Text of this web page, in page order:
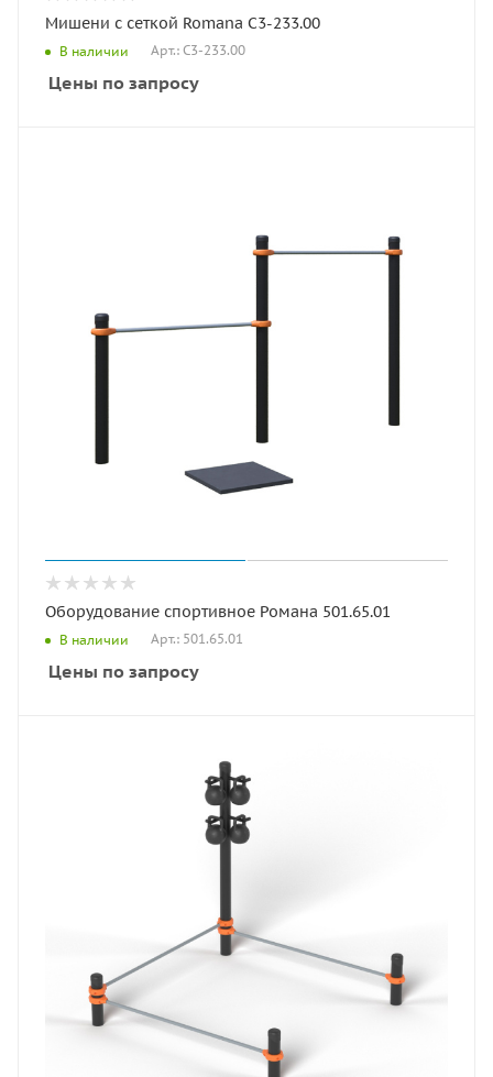
Мишени с сеткой Romana С3-233.00
В наличии Арт.: С3-233.00
Цены по запросу
Оборудование спортивное Романа 501.65.01
В наличии Арт.: 501.65.01
Цены по запросу